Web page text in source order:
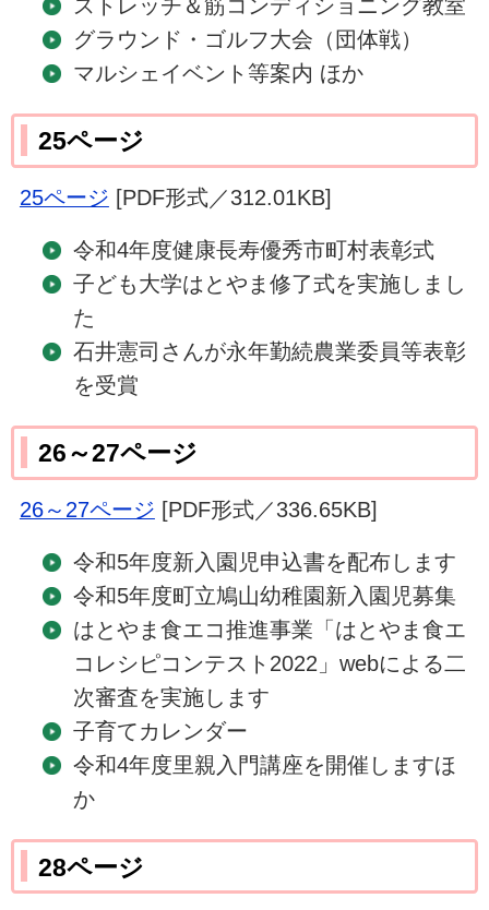
ストレッチ＆筋コンディショニング教室
グラウンド・ゴルフ大会（団体戦）
マルシェイベント等案内 ほか
25ページ
25ページ [PDF形式／312.01KB]
令和4年度健康長寿優秀市町村表彰式
子ども大学はとやま修了式を実施しまし
た
石井憲司さんが永年勤続農業委員等表彰
を受賞
26～27ページ
26～27ページ [PDF形式／336.65KB]
令和5年度新入園児申込書を配布します
令和5年度町立鳩山幼稚園新入園児募集
はとやま食エコ推進事業「はとやま食エ
コレシピコンテスト2022」webによる二
次審査を実施します
子育てカレンダー
令和4年度里親入門講座を開催しますほ
か
28ページ